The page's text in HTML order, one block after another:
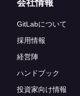
会社情報
GitLabについて
採用情報
経営陣
ハンドブック
投資家向け情報